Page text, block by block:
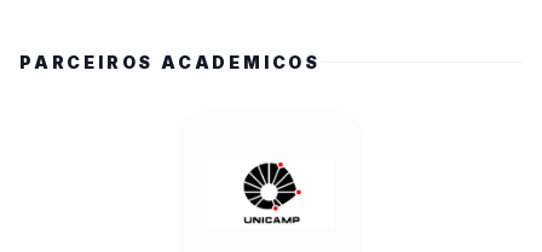
PARCEIROS ACADEMICOS